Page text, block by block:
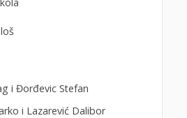
i Đorđevic Stefan
i Lazarević Dalibor